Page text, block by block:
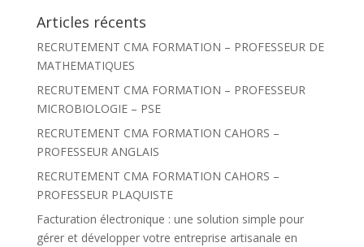
e
c
h
r
:
Articles récents
RECRUTEMENT CMA FORMATION – PROFESSEUR DE
MATHEMATIQUES
RECRUTEMENT CMA FORMATION – PROFESSEUR
MICROBIOLOGIE – PSE
RECRUTEMENT CMA FORMATION CAHORS –
PROFESSEUR ANGLAIS
RECRUTEMENT CMA FORMATION CAHORS –
PROFESSEUR PLAQUISTE
Facturation électronique : une solution simple pour
gérer et développer votre entreprise artisanale en